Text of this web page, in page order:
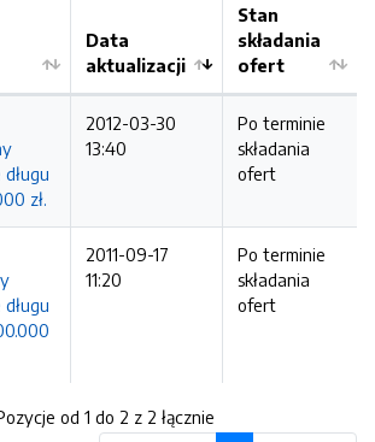
Data
aktualizacji
Stan
składania
ofert
zł.
2012-03-30
13:40
Po terminie
składania
ofert
2011-09-17
11:20
Po terminie
składania
ofert
od 1 do 2 z 2 łącznie